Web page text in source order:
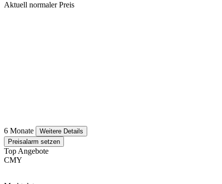
Aktuell normaler Preis
6 Monate
Weitere Details
Preisalarm setzen
Top Angebote
CMY